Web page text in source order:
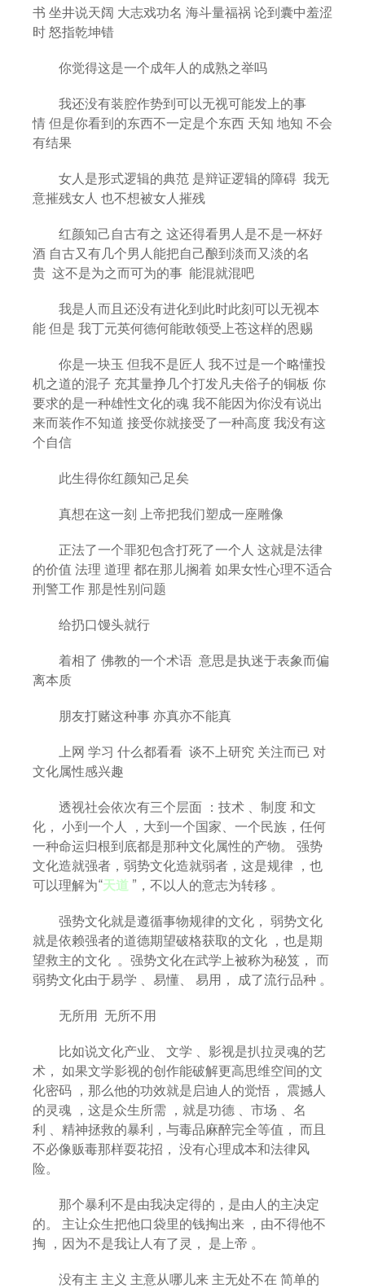
书 坐井说天阔 大志戏功名 海斗量福祸 论到囊中羞涩
时 怒指乾坤错
你觉得这是一个成年人的成熟之举吗
我还没有装腔作势到可以无视可能发上的事
情 但是你看到的东西不一定是个东西 天知 地知 不会
有结果
女人是形式逻辑的典范 是辩证逻辑的障碍 我无
意摧残女人 也不想被女人摧残
红颜知己自古有之 这还得看男人是不是一杯好
酒 自古又有几个男人能把自己酿到淡而又淡的名
贵 这不是为之而可为的事 能混就混吧
我是人而且还没有进化到此时此刻可以无视本
能 但是 我丁元英何德何能敢领受上苍这样的恩赐
你是一块玉 但我不是匠人 我不过是一个略懂投
机之道的混子 充其量挣几个打发凡夫俗子的铜板 你
要求的是一种雄性文化的魂 我不能因为你没有说出
来而装作不知道 接受你就接受了一种高度 我没有这
个自信
此生得你红颜知己足矣
真想在这一刻 上帝把我们塑成一座雕像
正法了一个罪犯包含打死了一个人 这就是法律
的价值 法理 道理 都在那儿搁着 如果女性心理不适合
刑警工作 那是性别问题
给扔口馒头就行
着相了 佛教的一个术语 意思是执迷于表象而偏
离本质
朋友打赌这种事 亦真亦不能真
上网 学习 什么都看看 谈不上研究 关注而已 对
文化属性感兴趣
透视社会依次有三个层面 ：技术 、制度 和文
化， 小到一个人 ，大到一个国家、一个民族，任何
一种命运归根到底都是那种文化属性的产物。 强势
文化造就强者，弱势文化造就弱者，这是规律 ，也
可以理解为“天道 ”，不以人的意志为转移 。
强势文化就是遵循事物规律的文化， 弱势文化
就是依赖强者的道德期望破格获取的文化 ，也是期
望救主的文化 。强势文化在武学上被称为秘笈， 而
弱势文化由于易学 、易懂、 易用， 成了流行品种 。
无所用 无所不用
比如说文化产业、 文学 、影视是扒拉灵魂的艺
术， 如果文学影视的创作能破解更高思维空间的文
化密码 ，那么他的功效就是启迪人的觉悟， 震撼人
的灵魂 ，这是众生所需 ，就是功德 、市场 、名
利 、精神拯救的暴利，与毒品麻醉完全等值， 而且
不必像贩毒那样耍花招， 没有心理成本和法律风
险。
那个暴利不是由我决定得的，是由人的主决定
的。 主让众生把他口袋里的钱掏出来 ，由不得他不
掏 ，因为不是我让人有了灵， 是上帝 。
没有主 主义 主意从哪儿来 主无处不在 简单的